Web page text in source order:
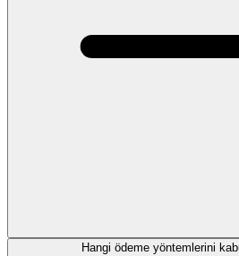
Hangi ödeme yöntemlerini